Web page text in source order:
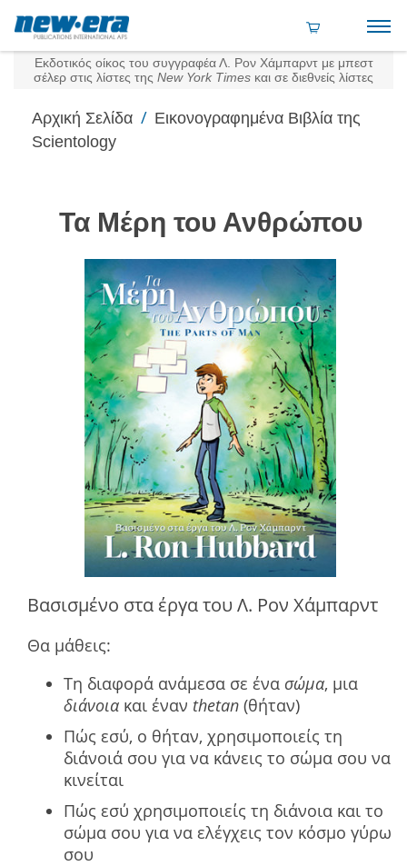
Εκδοτικός οίκος του συγγραφέα Λ. Ρον Χάμπαρντ με μπεστ
σέλερ στις λίστες της New York Times και σε διεθνείς λίστες
Αρχική Σελίδα / Εικονογραφημένα Βιβλία της
Scientology
Τα Μέρη του Ανθρώπου
Βασισμένο στα έργα του Λ. Ρον Χάμπαρντ
Θα μάθεις:
Τη διαφορά ανάμεσα σε ένα σώμα, μια
διάνοια και έναν thetan (θήταν)
Πώς εσύ, ο θήταν, χρησιμοποιείς τη
διάνοιά σου για να κάνεις το σώμα σου να
κινείται
Πώς εσύ χρησιμοποιείς τη διάνοια και το
σώμα σου για να ελέγχεις τον κόσμο γύρω
σου